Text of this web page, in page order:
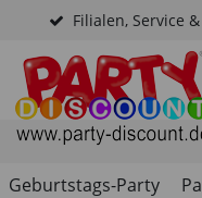
Filialen, Service
Geburtstags-Party